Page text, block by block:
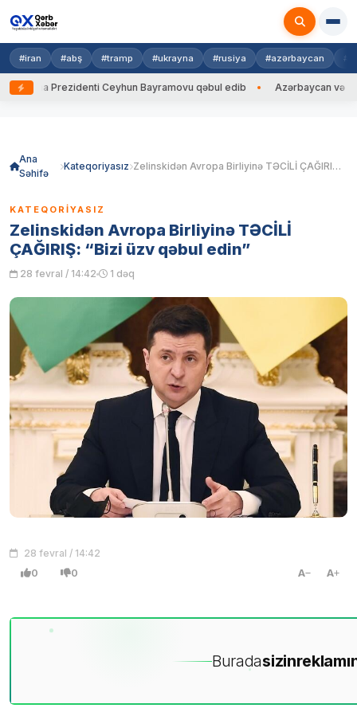
#iran #abş #tramp #ukrayna #rusiya #azərbaycan
Prezidenti Ceyhun Bayramovu qəbul edib Azərbaycan və
Ana
Səhifə
Kateqoriyasız Zelinskidən Avropa Birliyinə TƏCİLİ ÇAĞIRIŞ: “Bizi üzv qəbul edin”
KATEQORIYASIZ
Zelinskidən Avropa Birliyinə TƏCİLİ
ÇAĞIRIŞ: “Bizi üzv qəbul edin”
28 fevral / 14:42 1 dəq
28 fevral / 14:42
0 0 A A
Buradasizin